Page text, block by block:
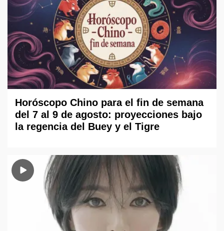
Horóscopo Chino para el fin de semana
del 7 al 9 de agosto: proyecciones bajo
la regencia del Buey y el Tigre